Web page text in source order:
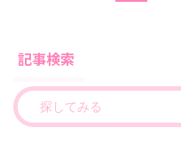
記事検索